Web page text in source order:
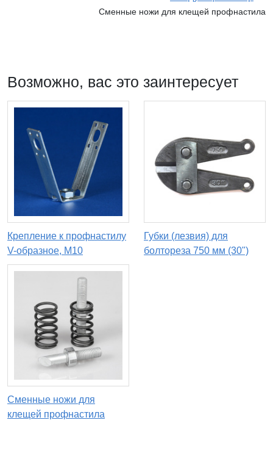
Сменные ножи для клещей профнастила
Возможно, вас это заинтересует
Крепление к профнастилу
V-образное, М10
Губки (лезвия) для
болтореза 750 мм (30")
Сменные ножи для
клещей профнастила